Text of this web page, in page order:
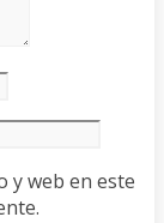
y web en este